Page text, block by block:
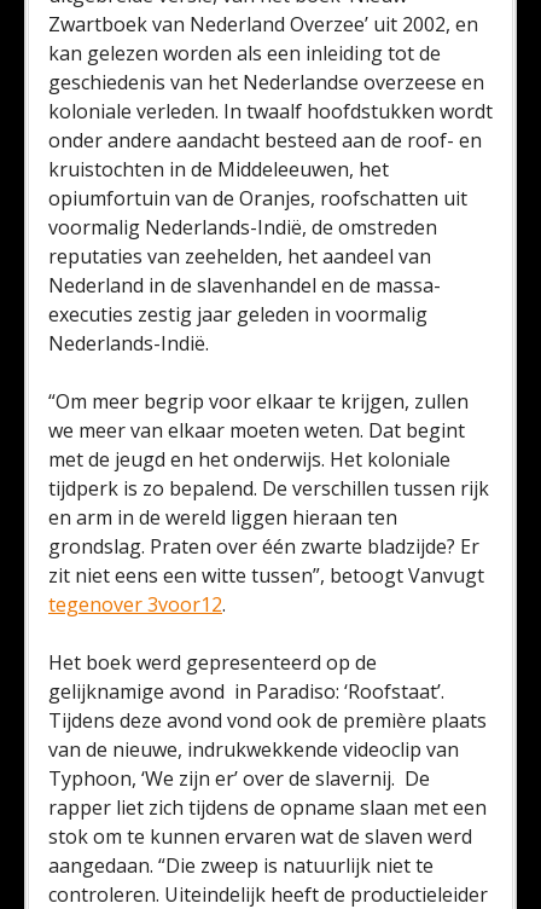
Zwartboek van Nederland Overzee’ uit 2002, en
kan gelezen worden als een inleiding tot de
geschiedenis van het Nederlandse overzeese en
koloniale verleden. In twaalf hoofdstukken wordt
onder andere aandacht besteed aan de roof- en
kruistochten in de Middeleeuwen, het
opiumfortuin van de Oranjes, roofschatten uit
voormalig Nederlands-Indië, de omstreden
reputaties van zeehelden, het aandeel van
Nederland in de slavenhandel en de massa-
executies zestig jaar geleden in voormalig
Nederlands-Indië.
“Om meer begrip voor elkaar te krijgen, zullen
we meer van elkaar moeten weten. Dat begint
met de jeugd en het onderwijs. Het koloniale
tijdperk is zo bepalend. De verschillen tussen rijk
en arm in de wereld liggen hieraan ten
grondslag. Praten over één zwarte bladzijde? Er
zit niet eens een witte tussen”, betoogt Vanvugt
tegenover 3voor12.
Het boek werd gepresenteerd op de
gelijknamige avond in Paradiso: ‘Roofstaat’.
Tijdens deze avond vond ook de première plaats
van de nieuwe, indrukwekkende videoclip van
Typhoon, ‘We zijn er’ over de slavernij. De
rapper liet zich tijdens de opname slaan met een
stok om te kunnen ervaren wat de slaven werd
aangedaan. “Die zweep is natuurlijk niet te
controleren. Uiteindelijk heeft de productieleider